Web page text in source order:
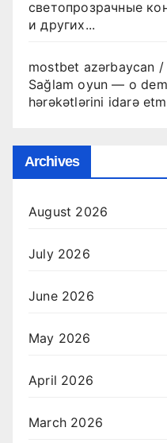
светопрозрачные
и других...
mostbet azərbaycan
Sağlam oyun — o
hərəkətlərini idarə
Archives
August 2026
July 2026
June 2026
May 2026
April 2026
March 2026